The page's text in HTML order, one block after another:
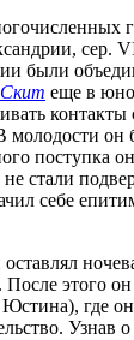
сер.
были
Скит еще в
молодости
поступка
стали
себе
этого он
Юстина), где
Узнав о